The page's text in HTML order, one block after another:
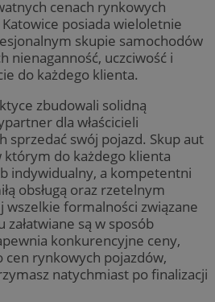
cenach rynkowych
posiada wieloletnie
skupie samochodów
nienaganność, uczciwość i
do każdego klienta.
zbudowali solidną
dla właścicieli
sprzedać swój pojazd. Skup aut
którym do każdego klienta
indywidualny, a kompetentni
obsługą oraz rzetelnym
wszelkie formalności związane
są w sposób
konkurencyjne ceny,
rynkowych pojazdów,
natychmiast po finalizacji